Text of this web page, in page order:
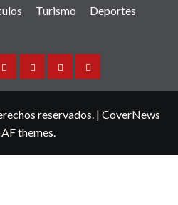
Turismo Deportes
InternacionalEspectaculos
TurismoDeportes
reservados. | CoverNews
themes.